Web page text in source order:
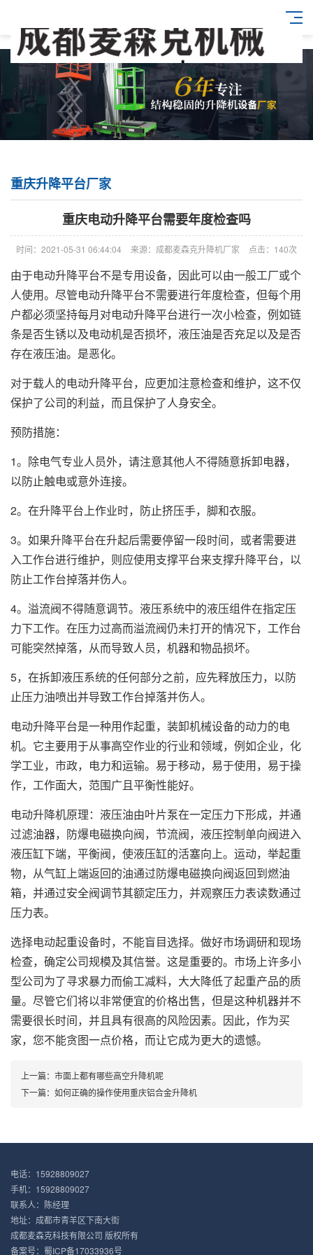
重庆升降平台厂家
重庆电动升降平台需要年度检查吗
时间：2021-05-31 06:44:04 来源：成都麦森克升降机厂家 点击：140次
由于电动升降平台不是专用设备，因此可以由一般工厂或个
人使用。尽管电动升降平台不需要进行年度检查，但每个用
户都必须坚持每月对电动升降平台进行一次小检查，例如链
条是否生锈以及电动机是否损坏，液压油是否充足以及是否
存在液压油。是恶化。
对于载人的电动升降平台，应更加注意检查和维护，这不仅
保护了公司的利益，而且保护了人身安全。
预防措施：
1。除电气专业人员外，请注意其他人不得随意拆卸电器，
以防止触电或意外连接。
2。在升降平台上作业时，防止挤压手，脚和衣服。
3。如果升降平台在升起后需要停留一段时间，或者需要进
入工作台进行维护，则应使用支撑平台来支撑升降平台，以
防止工作台掉落并伤人。
4。溢流阀不得随意调节。液压系统中的液压组件在指定压
力下工作。在压力过高而溢流阀仍未打开的情况下，工作台
可能突然掉落，从而导致人员，机器和物品损坏。
5，在拆卸液压系统的任何部分之前，应先释放压力，以防
止压力油喷出并导致工作台掉落并伤人。
电动升降平台是一种用作起重，装卸机械设备的动力的电
机。它主要用于从事高空作业的行业和领域，例如企业，化
学工业，市政，电力和运输。易于移动，易于使用，易于操
作，工作面大，范围广且平衡性能好。
电动升降机原理：液压油由叶片泵在一定压力下形成，并通
过滤油器，防爆电磁换向阀，节流阀，液压控制单向阀进入
液压缸下端，平衡阀，使液压缸的活塞向上。运动，举起重
物，从气缸上端返回的油通过防爆电磁换向阀返回到燃油
箱，并通过安全阀调节其额定压力，并观察压力表读数通过
压力表。
选择电动起重设备时，不能盲目选择。做好市场调研和现场
检查，确定公司规模及其信誉。这是重要的。市场上许多小
型公司为了寻求暴力而偷工减料，大大降低了起重产品的质
量。尽管它们将以非常便宜的价格出售，但是这种机器并不
需要很长时间，并且具有很高的风险因素。因此，作为买
家，您不能贪图一点价格，而让它成为更大的遗憾。
上一篇： 市面上都有哪些高空升降机呢
下一篇： 如何正确的操作使用重庆铝合金升降机
电话：15928809027
手机：15928809027
联系人：陈经理
地址：成都市青羊区下南大街
成都麦森克科技有限公司 版权所有
备案号： 蜀ICP备17033936号